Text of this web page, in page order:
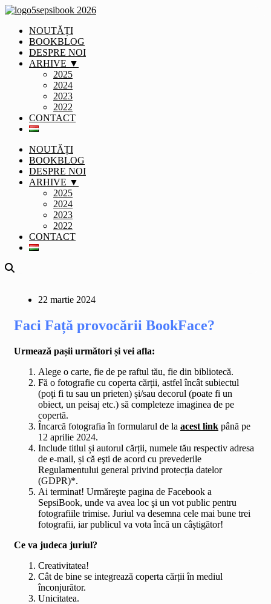
NOUTĂȚI
BOOKBLOG
DESPRE NOI
ARHIVE ▼
2025
2024
2023
2022
CONTACT
NOUTĂȚI
BOOKBLOG
DESPRE NOI
ARHIVE ▼
2025
2024
2023
2022
CONTACT
22 martie 2024
Faci Față provocării BookFace?
Urmează pașii următori și vei afla:
Alege o carte, fie de pe raftul tău, fie din bibliotecă.
Fă o fotografie cu coperta cărții, astfel încât subiectul
(poţi fi tu sau un prieten) și/sau decorul (poate fi un
obiect, un peisaj etc.) să completeze imaginea de pe
copertă.
Încarcă fotografia în formularul de la acest link până pe
12 aprilie 2024.
Include titlul și autorul cărții, numele tău respectiv adresa
de e-mail, și că eşti de acord cu prevederile
Regulamentului general privind protecția datelor
(GDPR)*.
Ai terminat! Urmăreşte pagina de Facebook a
SepsiBook, unde va avea loc şi un vot public pentru
fotografiile trimise. Juriul va desemna cele mai bune trei
fotografii, iar publicul va vota încă un câștigător!
Ce va judeca juriul?
Creativitatea!
Cât de bine se integrează coperta cărții în mediul
înconjurător.
Unicitatea.